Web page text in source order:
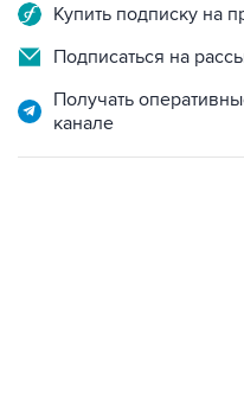
Купить подписку на
Подписаться на
Получать
канале